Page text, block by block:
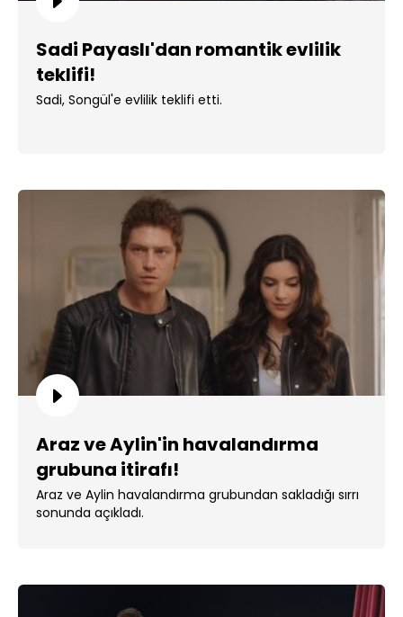
Sadi Payaslı'dan romantik evlilik
teklifi!
Sadi, Songül'e evlilik teklifi etti.
Araz ve Aylin'in havalandırma
grubuna itirafı!
Araz ve Aylin havalandırma grubundan sakladığı sırrı
sonunda açıkladı.